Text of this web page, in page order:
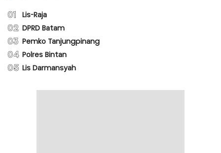
01 Lis-Raja
02 DPRD Batam
03 Pemko Tanjungpinang
04 Polres Bintan
05 Lis Darmansyah